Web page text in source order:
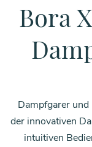
Bora
Dampfgarer
der innovativen
intuitiven